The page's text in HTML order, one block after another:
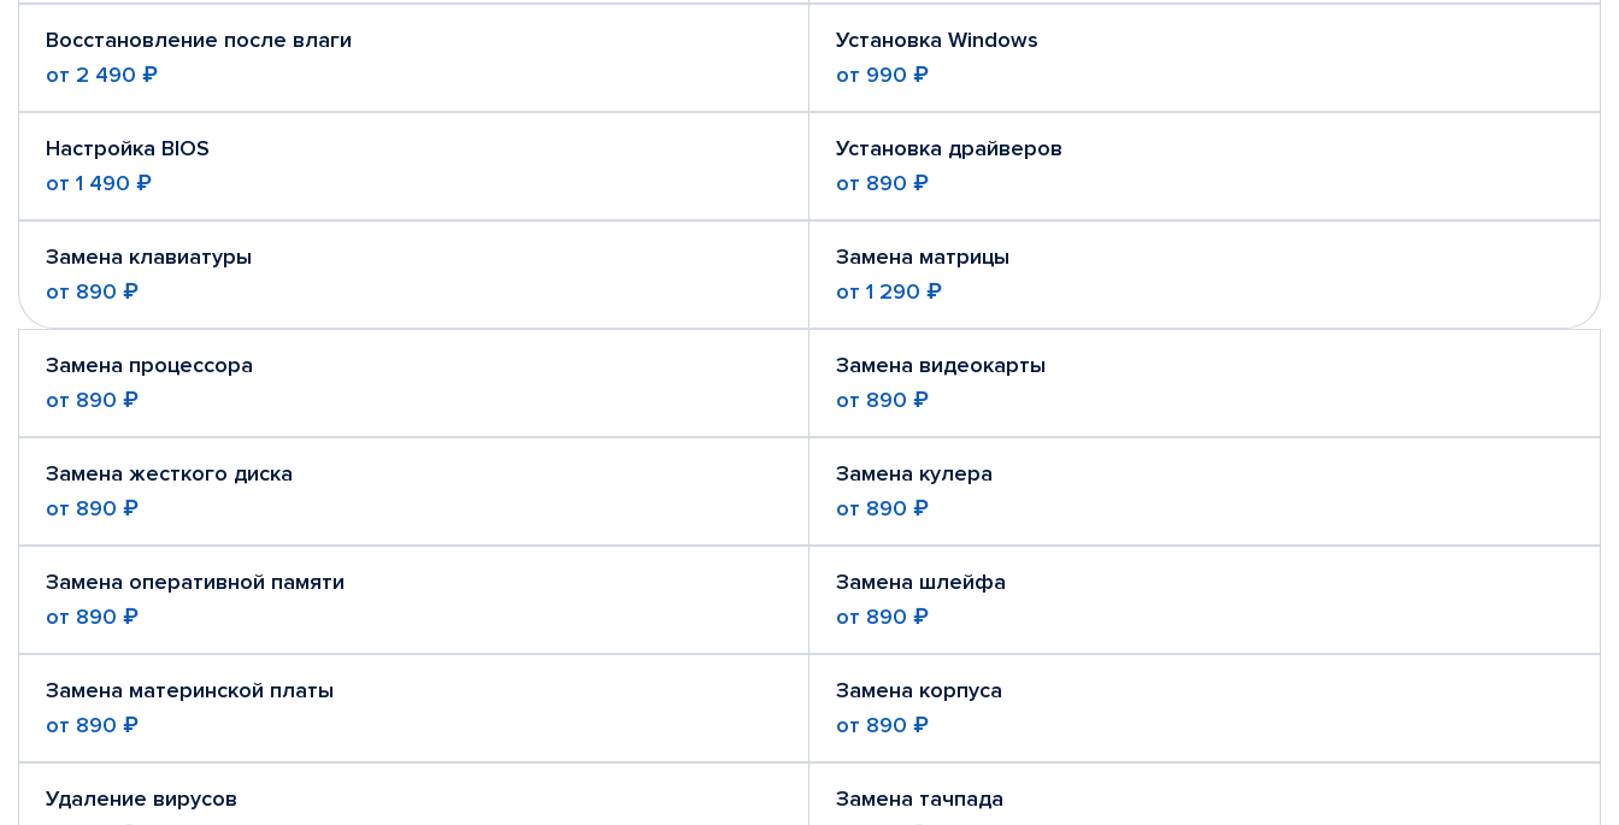
Восстановление после влаги
от 2 490 ₽
Установка Windows
от 990 ₽
Настройка BIOS
от 1 490 ₽
Установка драйверов
от 890 ₽
Замена клавиатуры
от 890 ₽
Замена матрицы
от 1 290 ₽
Замена процессора
от 890 ₽
Замена видеокарты
от 890 ₽
Замена жесткого диска
от 890 ₽
Замена кулера
от 890 ₽
Замена оперативной памяти
от 890 ₽
Замена шлейфа
от 890 ₽
Замена материнской платы
от 890 ₽
Замена корпуса
от 890 ₽
Удаление вирусов
Замена тачпада